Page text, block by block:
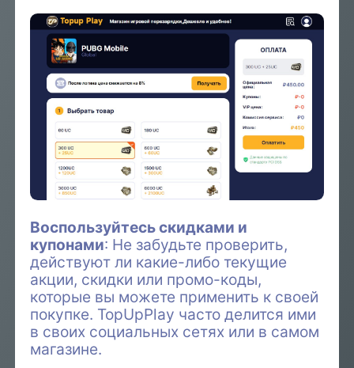
Воспользуйтесь скидками и
купонами: Не забудьте проверить,
действуют ли какие-либо текущие
акции, скидки или промо-коды,
которые вы можете применить к своей
покупке. TopUpPlay часто делится ими
в своих социальных сетях или в самом
магазине.